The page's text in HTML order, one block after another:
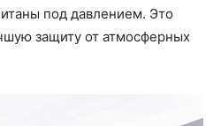
под давлением. Это
защиту от атмосферных